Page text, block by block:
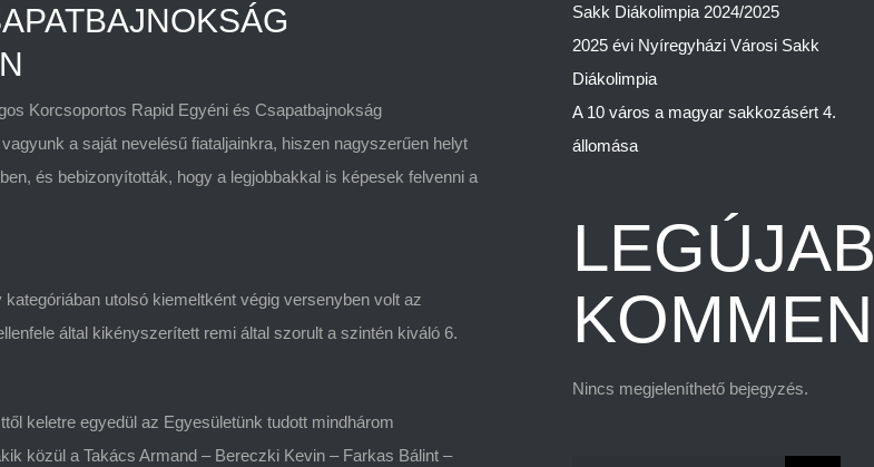
Korcsoportos Rapid Egyéni és Csapatbajnokság
a saját nevelésű fiataljainkra, hiszen nagyszerűen helyt
és bebizonyították, hogy a legjobbakkal is képesek felvenni a
utolsó kiemeltként végig versenyben volt az
által kikényszerített remi által szorult a szintén kiváló 6.
keletre egyedül az Egyesületünk tudott mindhárom
közül a Takács Armand – Bereczki Kevin – Farkas Bálint –
Sakk Diákolimpia 2024/2025
2025 évi Nyíregyházi Városi Sakk
Diákolimpia
A 10 város a magyar sakkozásért 4.
állomása
Nincs megjeleníthető bejegyzés.